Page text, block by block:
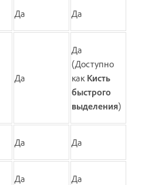
Да Да
Да
Да
(Доступно
как Кисть
быстрого
выделения)
Да Да
Да Да